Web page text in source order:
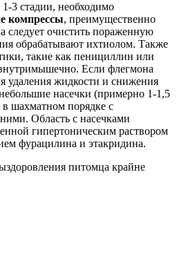
3 стадии, необходимо
компрессы, преимущественно
следует очистить пораженную
обрабатывают ихтиолом. Также
такие как пенициллин или
Если флегмона
удаления жидкости и снижения
насечки (примерно 1-1,5
в шахматном порядке с
Область с насечками
гипертоническим раствором
фурацилина и этакридина.
питомца крайне